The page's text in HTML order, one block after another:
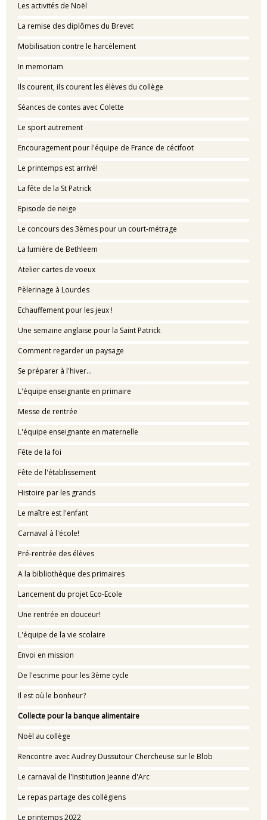
Les activités de Noël
La remise des diplômes du Brevet
Mobilisation contre le harcèlement
In memoriam
Ils courent, ils courent les élèves du collège
Séances de contes avec Colette
Le sport autrement
Encouragement pour l'équipe de France de cécifoot
Le printemps est arrivé!
La fête de la St Patrick
Episode de neige
Le concours des 3èmes pour un court-métrage
La lumière de Bethleem
Atelier cartes de voeux
Pèlerinage à Lourdes
Echauffement pour les jeux !
Une semaine anglaise pour la Saint Patrick
Comment regarder un paysage
Se préparer à l'hiver...
L'équipe enseignante en primaire
Messe de rentrée
L'équipe enseignante en maternelle
Fête de la foi
Fête de l'établissement
Histoire par les grands
Le maître est l'enfant
Carnaval à l'école!
Pré-rentrée des élèves
A la bibliothèque des primaires
Lancement du projet Eco-Ecole
Une rentrée en douceur!
L'équipe de la vie scolaire
Envoi en mission
De l'escrime pour les 3ème cycle
Il est où le bonheur?
Collecte pour la banque alimentaire
Noël au collège
Rencontre avec Audrey Dussutour Chercheuse sur le Blob
Le carnaval de l'Institution Jeanne d'Arc
Le repas partage des collégiens
Le printemps 2022